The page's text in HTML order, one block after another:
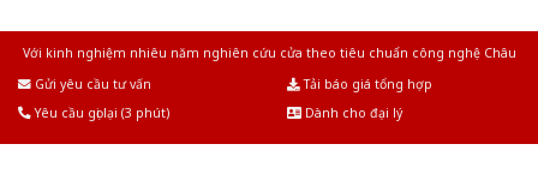
Với kinh nghiệm nhiêu năm nghiên cứu cửa theo tiêu chuẩn công nghệ Châu
Gửi yêu cầu tư vấn
Tải báo giá tổng hợp
Yêu cầu gọi lại (3 phút)
Dành cho đại lý